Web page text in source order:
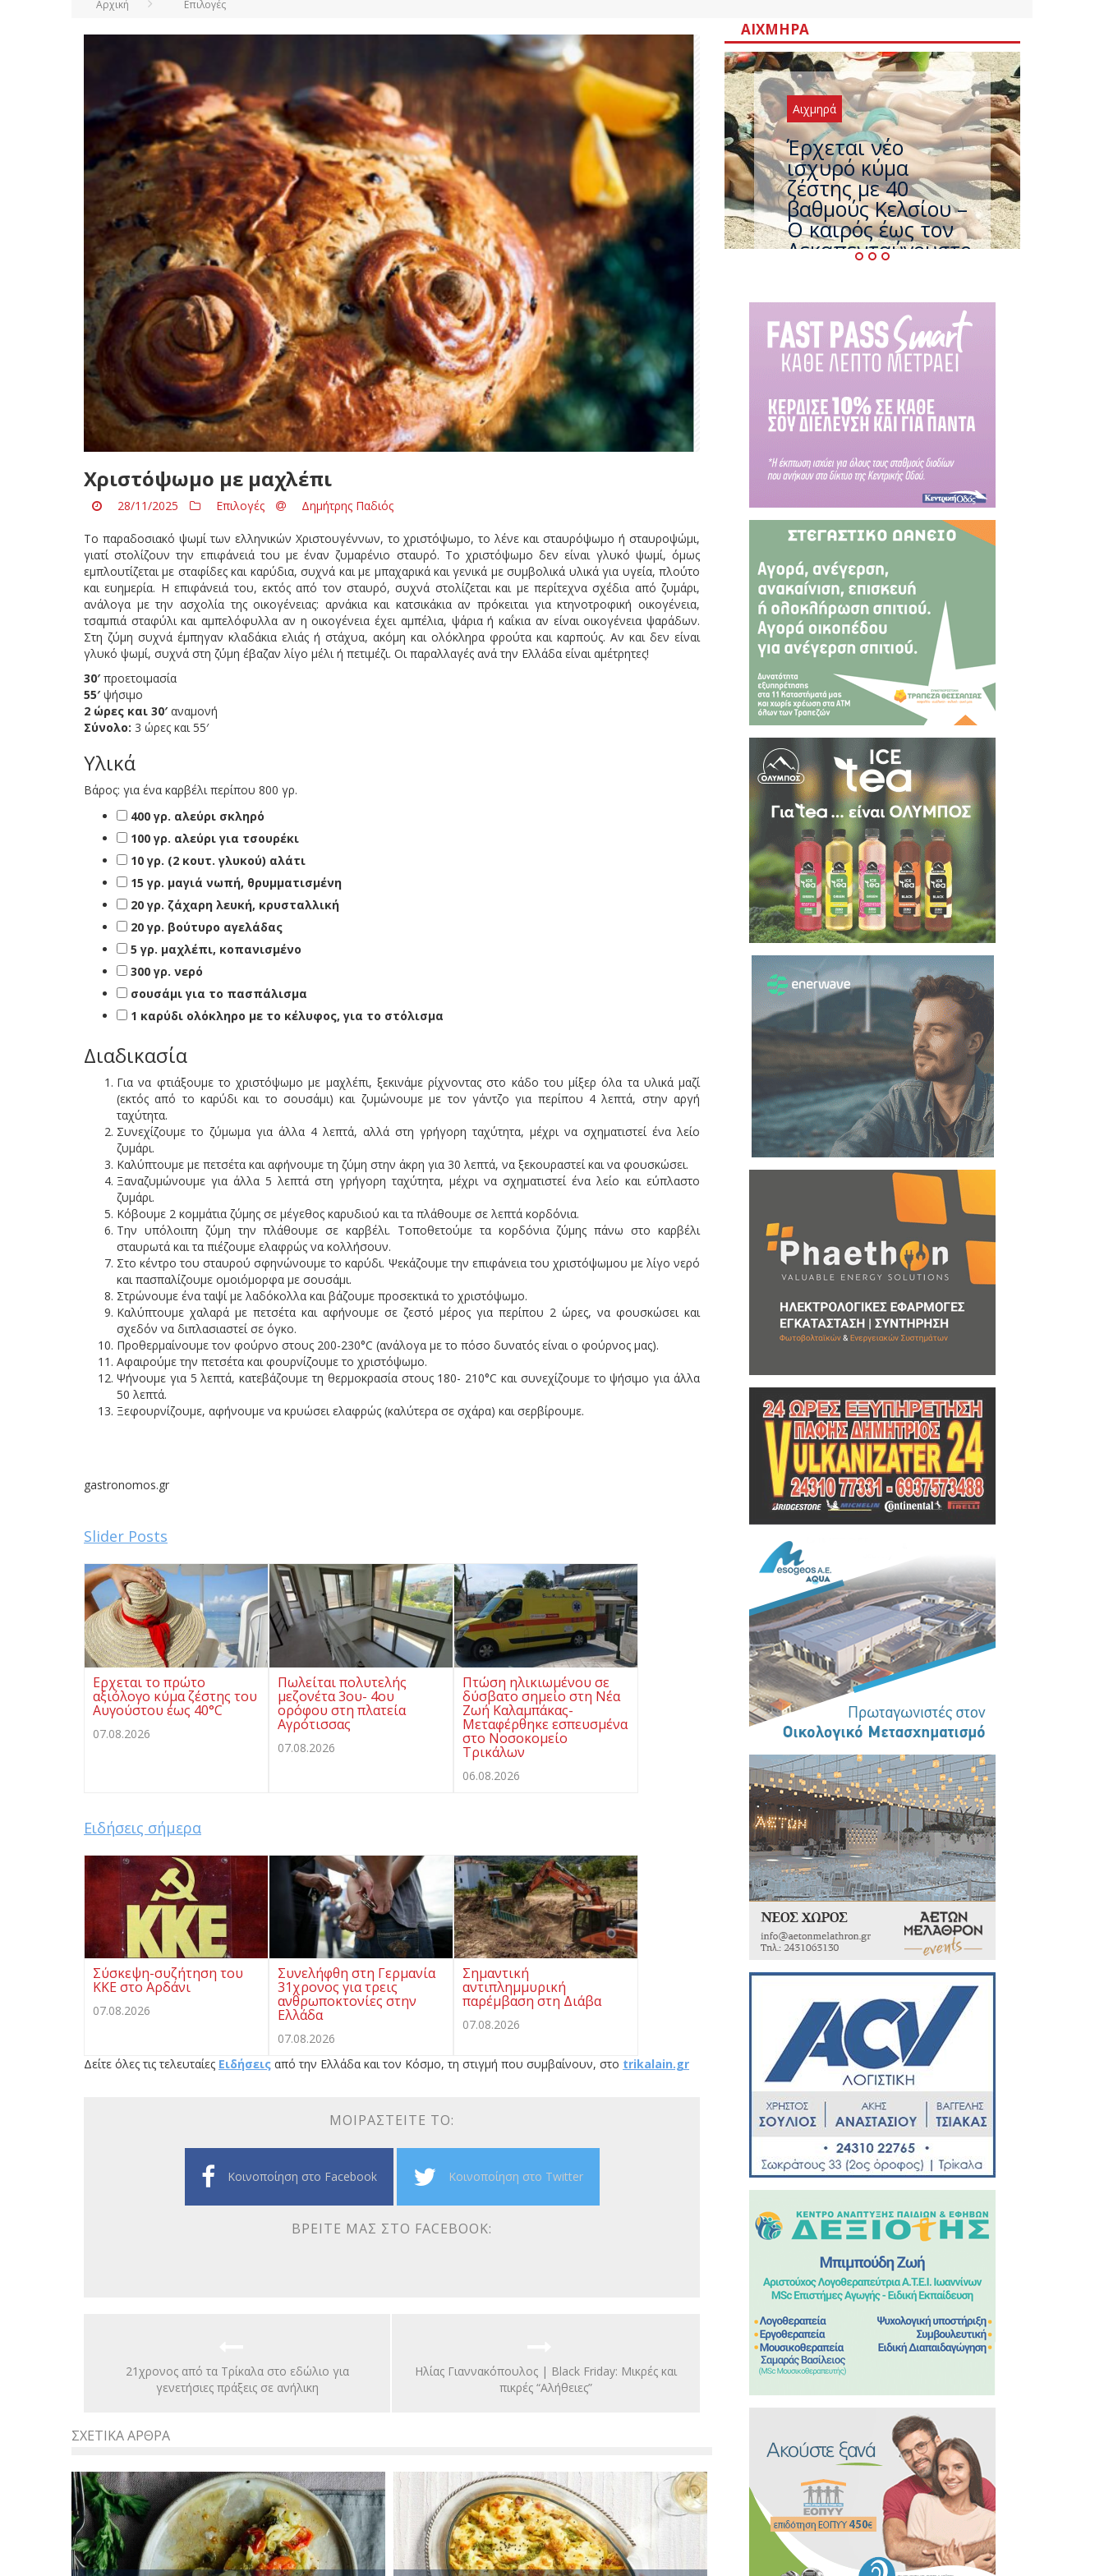
Αρχική Επιλογές
Χριστόψωμο με μαχλέπι
28/11/2025 Επιλογές Δημήτρης Παδιός
Το παραδοσιακό ψωμί των ελληνικών Χριστουγέννων, το χριστόψωμο, το λένε και σταυρόψωμο ή σταυροψώμι,
γιατί στολίζουν την επιφάνειά του με έναν ζυμαρένιο σταυρό. Το χριστόψωμο δεν είναι γλυκό ψωμί, όμως
εμπλουτίζεται με σταφίδες και καρύδια, συχνά και με μπαχαρικά και γενικά με συμβολικά υλικά για υγεία, πλούτο
και ευημερία. Η επιφάνειά του, εκτός από τον σταυρό, συχνά στολίζεται και με περίτεχνα σχέδια από ζυμάρι,
ανάλογα με την ασχολία της οικογένειας: αρνάκια και κατσικάκια αν πρόκειται για κτηνοτροφική οικογένεια,
τσαμπιά σταφύλι και αμπελόφυλλα αν η οικογένεια έχει αμπέλια, ψάρια ή καΐκια αν είναι οικογένεια ψαράδων.
Στη ζύμη συχνά έμπηγαν κλαδάκια ελιάς ή στάχυα, ακόμη και ολόκληρα φρούτα και καρπούς. Αν και δεν είναι
γλυκό ψωμί, συχνά στη ζύμη έβαζαν λίγο μέλι ή πετιμέζι. Οι παραλλαγές ανά την Ελλάδα είναι αμέτρητες!
30′ προετοιμασία
55′ ψήσιμο
2 ώρες και 30′ αναμονή
Σύνολο: 3 ώρες και 55′
Υλικά
Βάρος: για ένα καρβέλι περίπου 800 γρ.
400 γρ. αλεύρι σκληρό
100 γρ. αλεύρι για τσουρέκι
10 γρ. (2 κουτ. γλυκού) αλάτι
15 γρ. μαγιά νωπή, θρυμματισμένη
20 γρ. ζάχαρη λευκή, κρυσταλλική
20 γρ. βούτυρο αγελάδας
5 γρ. μαχλέπι, κοπανισμένο
300 γρ. νερό
σουσάμι για το πασπάλισμα
1 καρύδι ολόκληρο με το κέλυφος, για το στόλισμα
Διαδικασία
Για να φτιάξουμε το χριστόψωμο με μαχλέπι, ξεκινάμε ρίχνοντας στο κάδο του μίξερ όλα τα υλικά μαζί
(εκτός από το καρύδι και το σουσάμι) και ζυμώνουμε με τον γάντζο για περίπου 4 λεπτά, στην αργή
ταχύτητα.
Συνεχίζουμε το ζύμωμα για άλλα 4 λεπτά, αλλά στη γρήγορη ταχύτητα, μέχρι να σχηματιστεί ένα λείο
ζυμάρι.
Καλύπτουμε με πετσέτα και αφήνουμε τη ζύμη στην άκρη για 30 λεπτά, να ξεκουραστεί και να φουσκώσει.
Ξαναζυμώνουμε για άλλα 5 λεπτά στη γρήγορη ταχύτητα, μέχρι να σχηματιστεί ένα λείο και εύπλαστο
ζυμάρι.
Κόβουμε 2 κομμάτια ζύμης σε μέγεθος καρυδιού και τα πλάθουμε σε λεπτά κορδόνια.
Την υπόλοιπη ζύμη την πλάθουμε σε καρβέλι. Τοποθετούμε τα κορδόνια ζύμης πάνω στο καρβέλι
σταυρωτά και τα πιέζουμε ελαφρώς να κολλήσουν.
Στο κέντρο του σταυρού σφηνώνουμε το καρύδι. Ψεκάζουμε την επιφάνεια του χριστόψωμου με λίγο νερό
και πασπαλίζουμε ομοιόμορφα με σουσάμι.
Στρώνουμε ένα ταψί με λαδόκολλα και βάζουμε προσεκτικά το χριστόψωμο.
Καλύπτουμε χαλαρά με πετσέτα και αφήνουμε σε ζεστό μέρος για περίπου 2 ώρες, να φουσκώσει και
σχεδόν να διπλασιαστεί σε όγκο.
Προθερμαίνουμε τον φούρνο στους 200-230°C (ανάλογα με το πόσο δυνατός είναι ο φούρνος μας).
Aφαιρούμε την πετσέτα και φουρνίζουμε το χριστόψωμο.
Ψήνουμε για 5 λεπτά, κατεβάζουμε τη θερμοκρασία στους 180- 210°C και συνεχίζουμε το ψήσιμο για άλλα
50 λεπτά.
Ξεφουρνίζουμε, αφήνουμε να κρυώσει ελαφρώς (καλύτερα σε σχάρα) και σερβίρουμε.
gastronomos.gr
Slider Posts
Ερχεται το πρώτο
αξιόλογο κύμα ζέστης του
Αυγούστου έως 40°C
07.08.2026
Πωλείται πολυτελής
μεζονέτα 3ου- 4ου
ορόφου στη πλατεία
Αγρότισσας
07.08.2026
Πτώση ηλικιωμένου σε
δύσβατο σημείο στη Νέα
Ζωή Καλαμπάκας-
Μεταφέρθηκε εσπευσμένα
στο Νοσοκομείο
Τρικάλων
06.08.2026
Ειδήσεις σήμερα
Σύσκεψη-συζήτηση του
ΚΚΕ στο Αρδάνι
07.08.2026
Συνελήφθη στη Γερμανία
31χρονος για τρεις
ανθρωποκτονίες στην
Ελλάδα
07.08.2026
Σημαντική
αντιπλημμυρική
παρέμβαση στη Διάβα
07.08.2026
Δείτε όλες τις τελευταίες Ειδήσεις από την Ελλάδα και τον Κόσμο, τη στιγμή που συμβαίνουν, στο trikalain.gr
ΜΟΙΡΑΣΤΕΊΤΕ ΤΟ:
Κοινοποίηση στο Facebook Κοινοποίηση στο Twitter
ΒΡΕΊΤΕ ΜΑΣ ΣΤΟ FACEBOOK:
21χρονος από τα Τρίκαλα στο εδώλιο για
γενετήσιες πράξεις σε ανήλικη
Hλίας Γιαννακόπουλος | Black Friday: Μικρές και
πικρές “Αλήθειες”
ΣΧΕΤΙΚΆ ΆΡΘΡΑ
ΑΙΧΜΗΡΆ
Αιχμηρά
Άφαντος ο
Τσίπρας… την ώρα
που η χώρα
καίγεται